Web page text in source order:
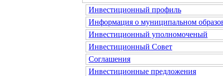
Инвестиционный профиль
Информация о муниципальном
Инвестиционный уполномоченый
Инвестиционный Совет
Соглашения
Инвестиционные предложения